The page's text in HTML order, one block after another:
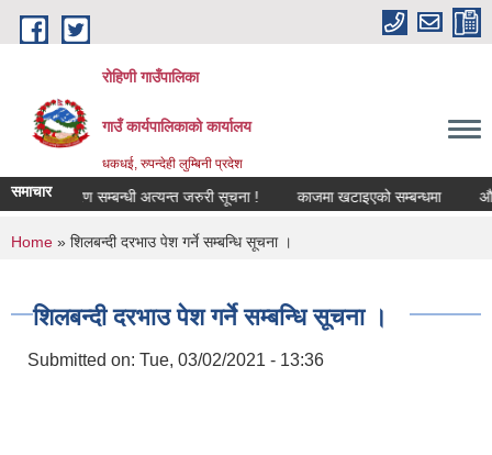
Skip to main content
रोहिणी गाउँपालिका
गाउँ कार्यपालिकाको कार्यालय
धकधई, रुपन्देही लुम्बिनी प्रदेश
समाचार
वर्गीकरण सम्बन्धी अत्यन्त जरुरी सूचना ! काजमा खटाइएको सम्बन्धमा
You are here
Home » शिलबन्दी दरभाउ पेश गर्ने सम्बन्धि सूचना ।
शिलबन्दी दरभाउ पेश गर्ने सम्बन्धि सूचना ।
Submitted on: Tue, 03/02/2021 - 13:36